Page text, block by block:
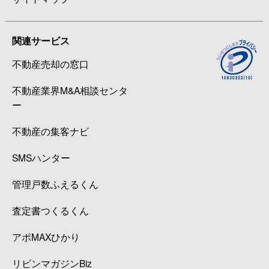
関連サービス
不動産売却の窓口
不動産業界M&A相談センタ
ー
不動産の集客ナビ
SMSハンター
管理戸数ふえるくん
査定書つくるくん
アポMAXひかり
リビンマガジンBiz